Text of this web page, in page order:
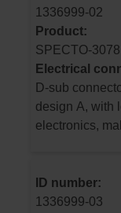
1336999-02
Product:
SPECTO-
Electrical
D-sub
design A, with
electronics,
ID number:
1336999-03